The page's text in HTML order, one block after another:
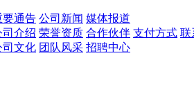
要通告 公司新闻 媒体报道
司介绍 荣誉资质 合作伙伴 支付方式 联
司文化 团队风采 招聘中心